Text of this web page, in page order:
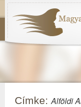
Címke: Alföldi